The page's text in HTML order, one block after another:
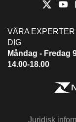
VÅRA
DIG
Måndag - Fredag
14.00-18.00
Juridisk